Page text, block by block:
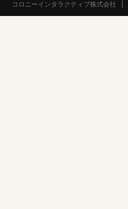
コロニーインタラクティブ株式会社